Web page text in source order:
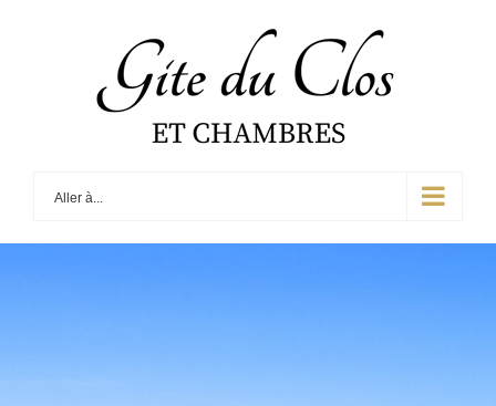
Aller à...